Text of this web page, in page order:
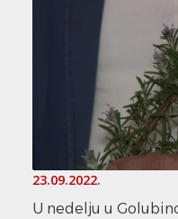
23.09.2022.
U nedelju u